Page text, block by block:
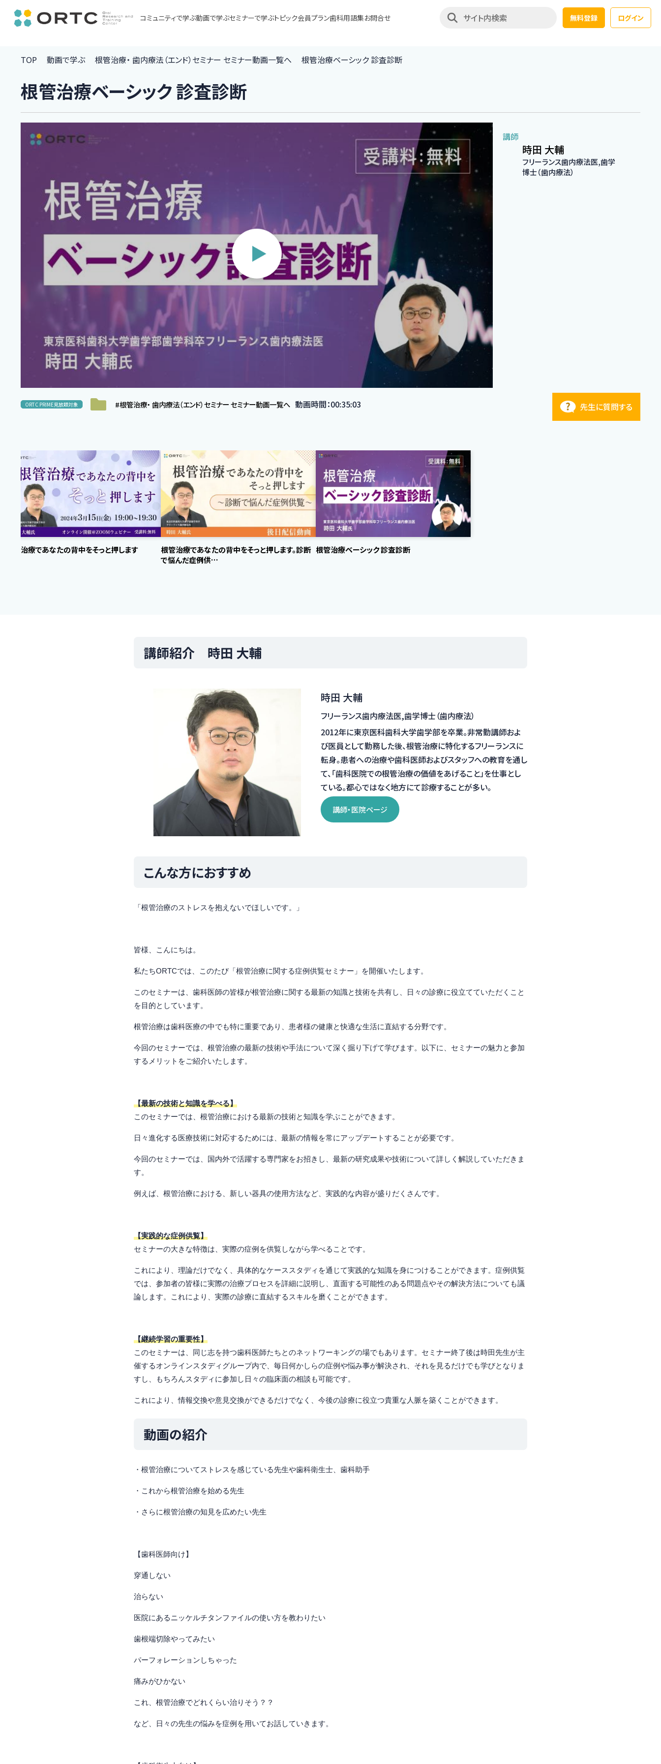
コミュニティで学ぶ動画で学ぶセミナーで学ぶトピック会員プラン歯科用語集お問合せ 無料登録 ログイン
TOP 動画で学ぶ 根管治療・ 歯内療法（エンド）セミナー セミナー動画一覧へ 根管治療ベーシック 診査診断
根管治療ベーシック 診査診断
講師
時田 大輔
フリーランス歯内療法医,歯学
博士（歯内療法）
ORTC PRIME見放題対象 #根管治療・ 歯内療法（エンド）セミナー セミナー動画一覧へ 動画時間：00:35:03 先生に質問する
根管治療であなたの背中をそっと押します
根管治療であなたの背中をそっと押します。診断
で悩んだ症例供…
根管治療ベーシック 診査診断
講師紹介 時田 大輔
時田 大輔
フリーランス歯内療法医,歯学博士（歯内療法）
2012年に東京医科歯科大学歯学部を卒業。非常勤講師およ
び医員として勤務した後、根管治療に特化するフリーランスに
転身。患者への治療や歯科医師およびスタッフへの教育を通し
て、「歯科医院での根管治療の価値をあげること」を仕事とし
ている。都心ではなく地方にて診療することが多い。
講師・医院ページ
こんな方におすすめ
「根管治療のストレスを抱えないでほしいです。」
皆様、こんにちは。
私たちORTCでは、このたび「根管治療に関する症例供覧セミナー」を開催いたします。
このセミナーは、歯科医師の皆様が根管治療に関する最新の知識と技術を共有し、日々の診療に役立てていただくこと
を目的としています。
根管治療は歯科医療の中でも特に重要であり、患者様の健康と快適な生活に直結する分野です。
今回のセミナーでは、根管治療の最新の技術や手法について深く掘り下げて学びます。以下に、セミナーの魅力と参加
するメリットをご紹介いたします。
【最新の技術と知識を学べる】
このセミナーでは、根管治療における最新の技術と知識を学ぶことができます。
日々進化する医療技術に対応するためには、最新の情報を常にアップデートすることが必要です。
今回のセミナーでは、国内外で活躍する専門家をお招きし、最新の研究成果や技術について詳しく解説していただきま
す。
例えば、根管治療における、新しい器具の使用方法など、実践的な内容が盛りだくさんです。
【実践的な症例供覧】
セミナーの大きな特徴は、実際の症例を供覧しながら学べることです。
これにより、理論だけでなく、具体的なケーススタディを通じて実践的な知識を身につけることができます。症例供覧
では、参加者の皆様に実際の治療プロセスを詳細に説明し、直面する可能性のある問題点やその解決方法についても議
論します。これにより、実際の診療に直結するスキルを磨くことができます。
【継続学習の重要性】
このセミナーは、同じ志を持つ歯科医師たちとのネットワーキングの場でもあります。セミナー終了後は時田先生が主
催するオンラインスタディグループ内で、毎日何かしらの症例や悩み事が解決され、それを見るだけでも学びとなりま
すし、もちろんスタディに参加し日々の臨床面の相談も可能です。
これにより、情報交換や意見交換ができるだけでなく、今後の診療に役立つ貴重な人脈を築くことができます。
動画の紹介
・根管治療についてストレスを感じている先生や歯科衛生士、歯科助手
・これから根管治療を始める先生
・さらに根管治療の知見を広めたい先生
【歯科医師向け】
穿通しない
治らない
医院にあるニッケルチタンファイルの使い方を教わりたい
歯根端切除やってみたい
パーフォレーションしちゃった
痛みがひかない
これ、根管治療でどれくらい治りそう？？
など、日々の先生の悩みを症例を用いてお話していきます。